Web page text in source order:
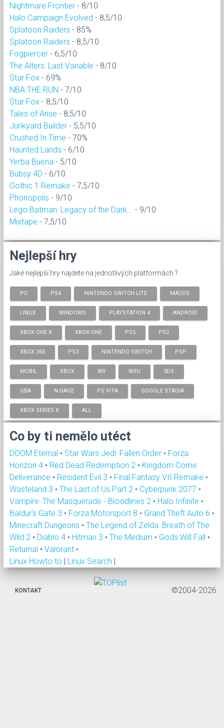
Nightmare Frontier - 8/10
Halo Campaign Evolved - 8,5/10
Splatoon Raiders - 85%
Splatoon Raiders - 8,5/10
Fogpiercer - 6,5/10
The Alters: Last Variable - 8/10
Star Fox - 69%
NBA THE RUN - 7/10
Star Fox - 8,5/10
Tales of Arise - 8,5/10
Junkyard Builder - 5,5/10
Crushed In Time - 70%
Haunted Lands - 6/10
Yerba Buena - 5/10
Bubsy 4D - 6/10
Gothic 1 Remake - 7,5/10
Phonopolis - 9/10
Lego Batman: Legacy of the Dark...
- 9/10
Mixtape - 7,5/10
Nejlepší hry
Jaké nejlepší hry najdete na jednotlivých platformách ?
PC PS4 NINTENDO SWITCH LITE MACOS
LINUX WINDOWS PLAYSTATION 4 ANDROID
XBOX ONE X XBOX-ONE PS5 PS2
XBOX 360 PS3 NINTENDO SWITCH PSP
MOBIL XBOX WII WIIU 3DS
GBA N-GAGE PS VITA GOOGLE STADIA
XBOX SERIES X ALL
Co by ti nemělo utéct
DOOM Eternal • Star Wars Jedi: Fallen Order • Forza
Horizon 4 • Red Dead Redemption 2 • Kingdom Come:
Deliverance • Resident Evil 3 • Final Fantasy VII Remake •
Wasteland 3 • The Last of Us Part 2 • Cyberpunk 2077 •
Vampire: The Masquerade - Bloodlines 2 • Halo Infinite •
Baldur's Gate 3 • Forza Motorsport 8 • Grand Theft Auto 6 •
Minecraft Dungeons • The Legend of Zelda: Breath of The
Wild 2 • Diablo 4 • Hitman 3 • The Medium • Gods Will Fall •
Returnal • Valorant •
Linux Howto to | Linux Search |
KONTAKT ©2004-2026